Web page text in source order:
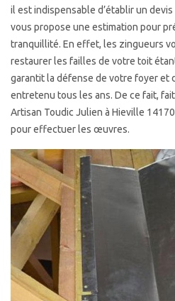
il est indispensable d’établir un
vous propose une estimation pour
tranquillité. En effet, les zingueurs
restaurer les failles de votre toit
garantit la défense de votre foyer et
entretenu tous les ans. De ce fait,
Artisan Toudic Julien à Hieville
pour effectuer les œuvres.